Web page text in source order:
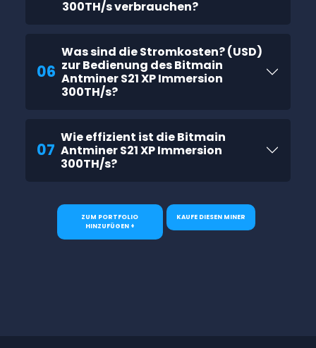
300TH/s verbrauchen?
06
Was sind die Stromkosten? (USD)
zur Bedienung des Bitmain
Antminer S21 XP Immersion
300TH/s?
07
Wie effizient ist die Bitmain
Antminer S21 XP Immersion
300TH/s?
ZUM PORTFOLIO
HINZUFÜGEN +
KAUFE DIESEN MINER